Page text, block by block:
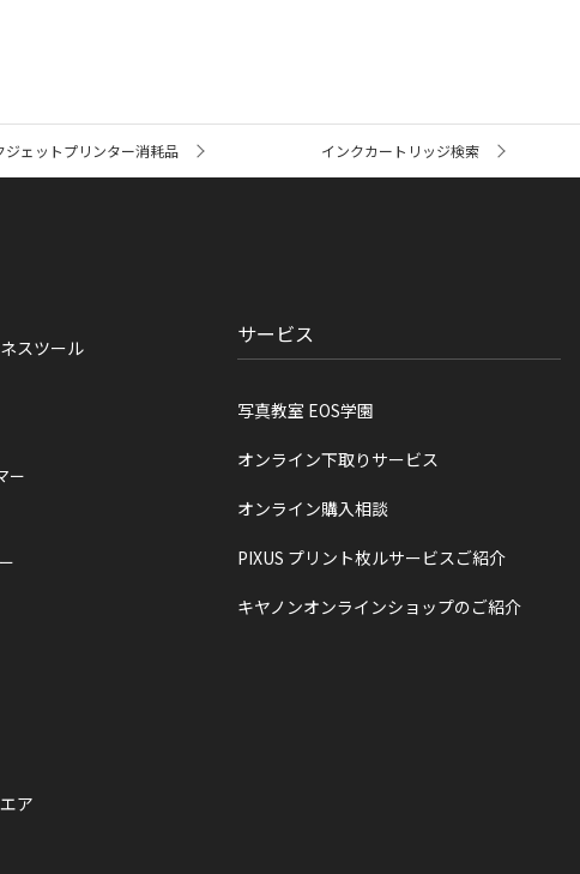
ジェットプリンター消耗品 インクカートリッジ検索
スツール
ー
ア
サービス
写真教室 EOS学園
オンライン下取りサービス
オンライン購入相談
PIXUS プリント枚ルサービスご紹介
キヤノンオンラインショップのご紹介